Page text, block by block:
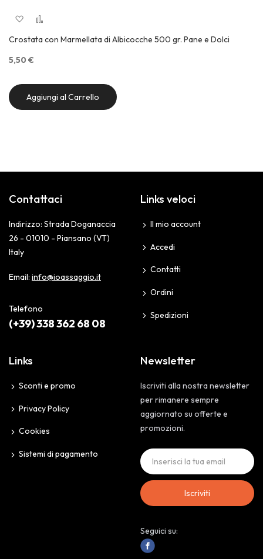
Aggiungi alla lista desideri
Crostata con Marmellata di Albicocche 500 gr. Pane e Dolci
5,50 €
Aggiungi al Carrello
Contattaci
Indirizzo: Strada Doganaccia
26 - 01010 - Piansano (VT)
Italy
Email: info@ioassaggio.it
Telefono
(+39) 338 362 68 08
Links veloci
Il mio account
Accedi
Contatti
Ordini
Spedizioni
Links
Sconti e promo
Privacy Policy
Cookies
Sistemi di pagamento
Newsletter
Iscriviti alla nostra newsletter
per rimanere sempre
aggiornato su offerte e
promozioni.
Iscriviti
Seguici su: